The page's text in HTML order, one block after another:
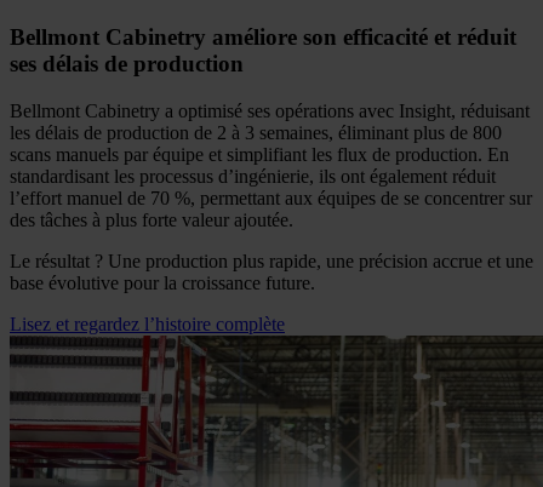
Bellmont Cabinetry améliore son efficacité et réduit
ses délais de production
Bellmont Cabinetry a optimisé ses opérations avec Insight, réduisant
les délais de production de 2 à 3 semaines, éliminant plus de 800
scans manuels par équipe et simplifiant les flux de production. En
standardisant les processus d’ingénierie, ils ont également réduit
l’effort manuel de 70 %, permettant aux équipes de se concentrer sur
des tâches à plus forte valeur ajoutée.
Le résultat ? Une production plus rapide, une précision accrue et une
base évolutive pour la croissance future.
Lisez et regardez l’histoire complète